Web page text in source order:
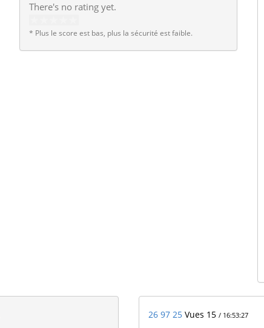
There's no rating yet.
* Plus le score est bas, plus la sécurité est faible.
26 97 25 Vues 15 / 16:53:27